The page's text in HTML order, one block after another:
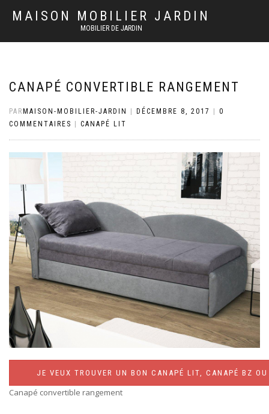
MAISON MOBILIER JARDIN
MOBILIER DE JARDIN
CANAPÉ CONVERTIBLE RANGEMENT
PAR MAISON-MOBILIER-JARDIN DÉCEMBRE 8, 2017
0
COMMENTAIRES
CANAPÉ LIT
JE VEUX TROUVER UN BON CANAPÉ LIT, CANAPÉ BZ
Canapé convertible rangement